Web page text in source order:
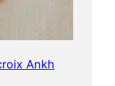
Ankh